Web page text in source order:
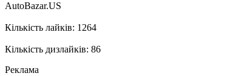
AutoBazar.US
Кількість лайків: 1264
Кількість дизлайків: 86
Реклама